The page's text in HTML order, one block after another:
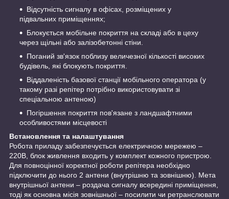
Відсутність сигналу в офісах, розміщених у
підвальних приміщеннях;
Блокується мобільне покриття на складі або в цеху
через щільні або залізобетонні стіни.
Поганий зв'язок поблизу величезної кількості високих
будівель, які блокують покриття.
Віддаленість базової станції мобільного оператора (у
такому разі репітер потрібно використовувати зі
спеціальною антеною)
Погіршення покриття пов'язане з ландшафтними
особливостями місцевості
Встановлення та налаштування
Робота приладу забезпечується електричною мережею –
220В, блок живлення входить у комплект кожного пристрою.
Для повноцінної коректної роботи репітера необхідно
підключити до нього 2 антени (внутрішню та зовнішню). Мета
внутрішньої антени – роздача сигналу всередині приміщення,
тоді як основна місія зовнішньої – посилити чи ретранслювати